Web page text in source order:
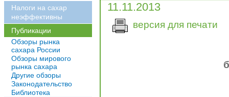
Налоги на сахар
неэффективны
Публикации
Обзоры рынка
сахара России
Обзоры мирового
рынка сахара
Другие обзоры
Законодательство
Библиотека
11.11.2013
версия для печати